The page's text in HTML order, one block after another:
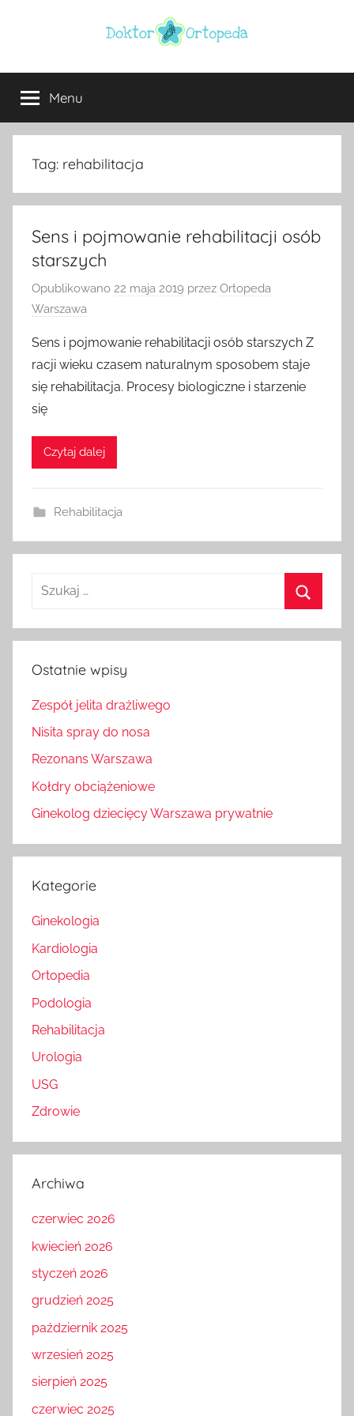
Doktor
ortopeda
Warszawa
usg
Warszawa,
ginekolog,
urolog,
Menu
Tag: rehabilitacja
Sens i pojmowanie rehabilitacji osób
starszych
Opublikowano 22 maja 2019 przez Ortopeda
Warszawa
Sens i pojmowanie rehabilitacji osób starszych Z
racji wieku czasem naturalnym sposobem staje
się rehabilitacja. Procesy biologiczne i starzenie
się
Czytaj dalej
Rehabilitacja
Szukaj:
Ostatnie wpisy
Zespół jelita drażliwego
Nisita spray do nosa
Rezonans Warszawa
Kołdry obciążeniowe
Ginekolog dziecięcy Warszawa prywatnie
Kategorie
Ginekologia
Kardiologia
Ortopedia
Podologia
Rehabilitacja
Urologia
USG
Zdrowie
Archiwa
czerwiec 2026
kwiecień 2026
styczeń 2026
grudzień 2025
październik 2025
wrzesień 2025
sierpień 2025
czerwiec 2025